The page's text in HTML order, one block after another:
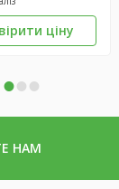
ціну
•••
НАМ